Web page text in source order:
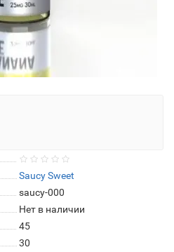
Saucy Sweet
saucy-000
Нет в наличии
45
30